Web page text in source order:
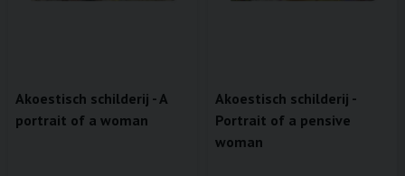
Akoestisch schilderij - A
portrait of a woman
Akoestisch schilderij -
Portrait of a pensive
woman